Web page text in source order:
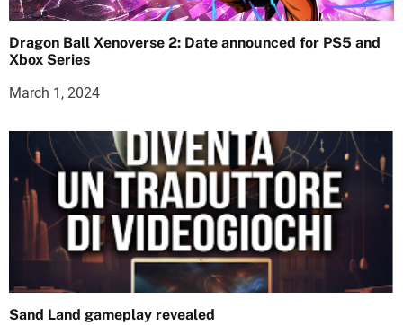
Dragon Ball Xenoverse 2: Date announced for PS5 and
Xbox Series
March 1, 2024
Sand Land gameplay revealed